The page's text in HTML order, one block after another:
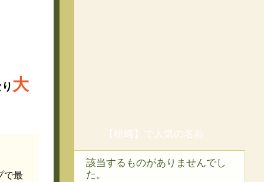
大
で最
【桃﨑】で人気の名前
該当するものがありませんでし
た。